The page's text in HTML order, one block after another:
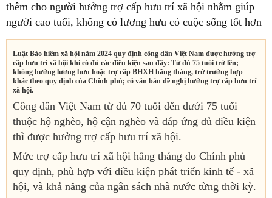
thêm cho người hưởng trợ cấp hưu trí xã hội nhằm giúp
người cao tuổi, không có lương hưu có cuộc sống tốt hơn
Luật Bảo hiểm xã hội năm 2024 quy định công dân Việt Nam được hưởng trợ
cấp hưu trí xã hội khi có đủ các điều kiện sau đây: Từ đủ 75 tuổi trở lên;
không hưởng lương hưu hoặc trợ cấp BHXH hằng tháng, trừ trường hợp
khác theo quy định của Chính phủ; có văn bản đề nghị hưởng trợ cấp hưu trí
xã hội.
Công dân Việt Nam từ đủ 70 tuổi đến dưới 75 tuổi
thuộc hộ nghèo, hộ cận nghèo và đáp ứng đủ điều kiện
thì được hưởng trợ cấp hưu trí xã hội.
Mức trợ cấp hưu trí xã hội hằng tháng do Chính phủ
quy định, phù hợp với điều kiện phát triển kinh tế - xã
hội, và khả năng của ngân sách nhà nước từng thời kỳ.